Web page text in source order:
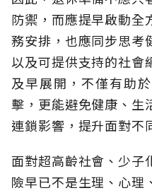
防禦，而應提早啟動全
務安排，也應同步思考
以及可提供支持的社會
及早展開，不僅有助
擊，更能避免健康、生
連鎖影響，提升面對不
面對超高齡社會、少子
險早已不是生理、心理